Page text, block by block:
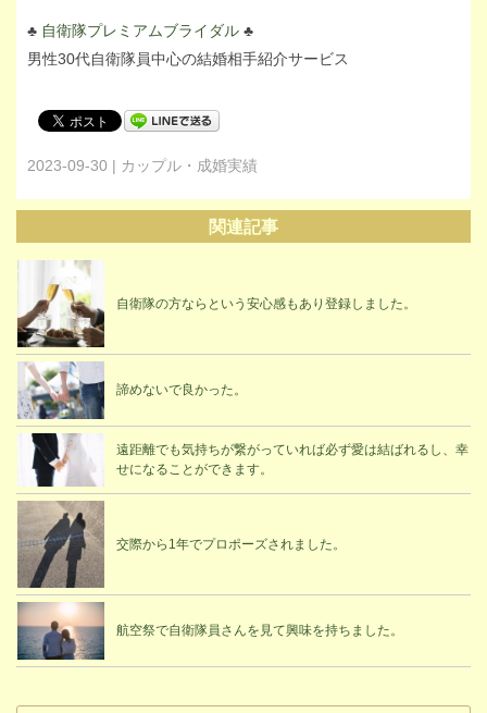
♣︎ 自衛隊プレミアムブライダル ♣︎
男性30代自衛隊員中心の結婚相手紹介サービス
2023-09-30 | カップル・成婚実績
関連記事
自衛隊の方ならという安心感もあり登録しました。
諦めないで良かった。
遠距離でも気持ちが繋がっていれば必ず愛は結ばれるし、幸
せになることができます。
交際から1年でプロポーズされました。
航空祭で自衛隊員さんを見て興味を持ちました。